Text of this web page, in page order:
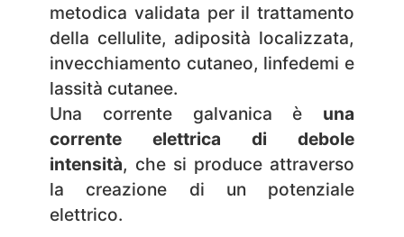
metodica validata per il trattamento
della cellulite, adiposità localizzata,
invecchiamento cutaneo, linfedemi e
lassità cutanee.
Una corrente galvanica è una
corrente elettrica di debole
intensità, che si produce attraverso
la creazione di un potenziale
elettrico.